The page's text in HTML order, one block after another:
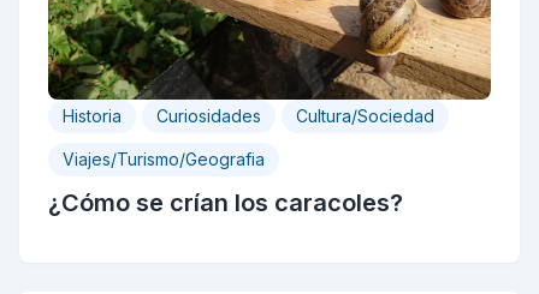
Historia Curiosidades Cultura/Sociedad
Viajes/Turismo/Geografia
¿Cómo se crían los caracoles?